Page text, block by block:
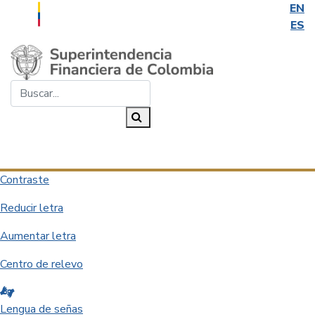
EN
ES
Saltar al contenido principal
Contraste
Reducir letra
Aumentar letra
Centro de relevo
Lengua de señas